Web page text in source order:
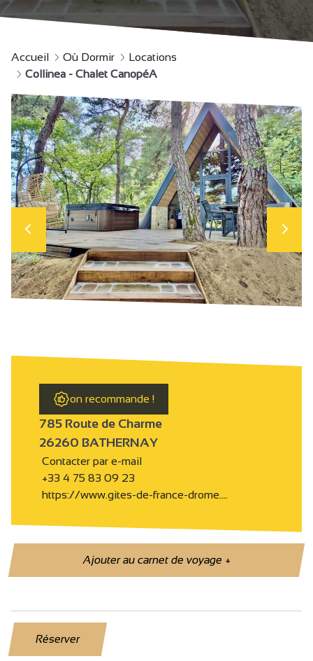
Accueil Où Dormir
Locations
Collinea - Chalet CanopéA
on recommande !
785 Route de Charme
26260 BATHERNAY
Contacter par e-mail
+33 4 75 83 09 23
https://www.gites-de-france-drome.…
Ajouter au carnet de voyage+
Réserver